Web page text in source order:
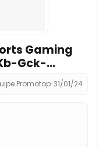
Gaming
Gck-
Promotop•31/01/24